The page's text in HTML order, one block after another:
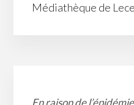
Médiathèque de
En raison de